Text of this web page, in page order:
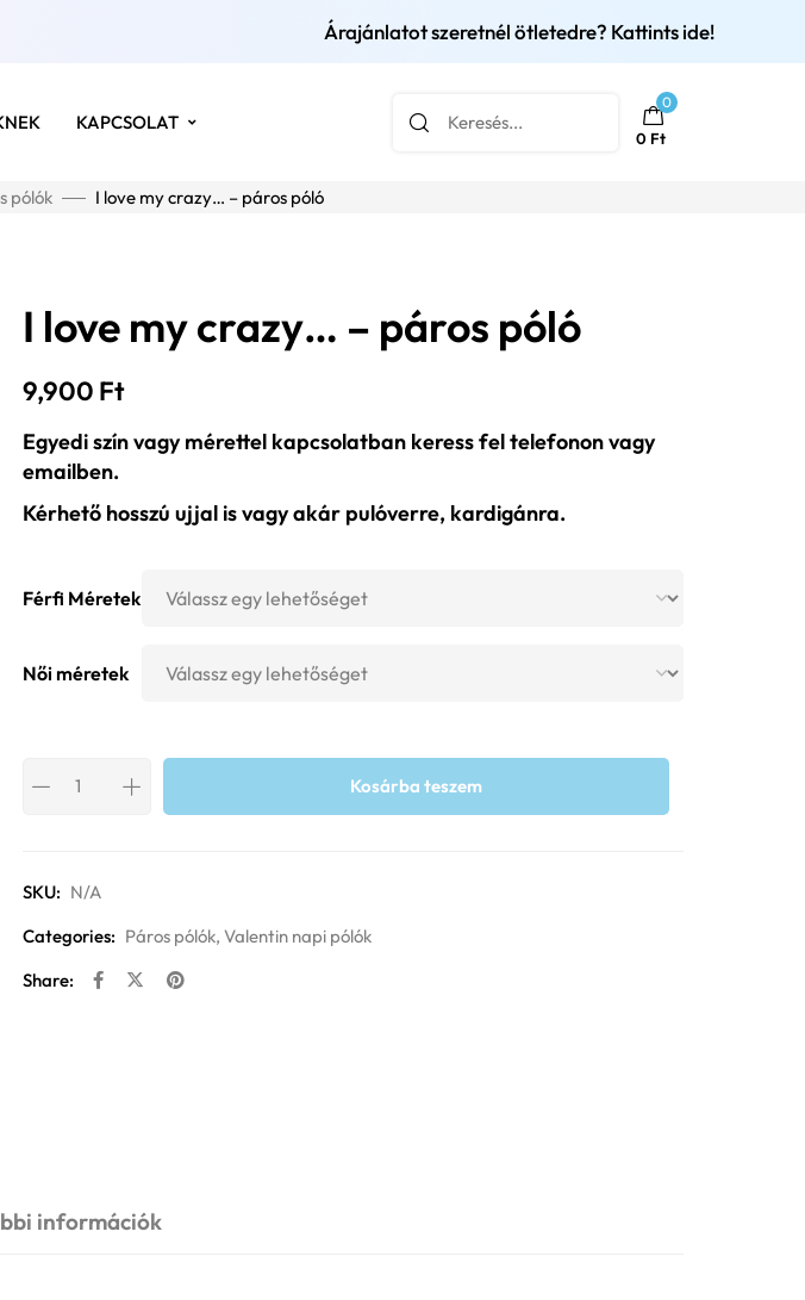
Árajánlatot szeretnél ötletedre? Kattints ide!
KAPCSOLAT
0
0 Ft
pólók I love my crazy… – páros póló
I love my crazy… – páros póló
9,900 Ft
Egyedi szín vagy mérettel kapcsolatban keress fel telefonon vagy
emailben.
Kérhető hosszú ujjal is vagy akár pulóverre, kardigánra.
Férfi Méretek
Női méretek
Kosárba teszem
SKU: N/A
Categories: Páros pólók, Valentin napi pólók
Share:
információk